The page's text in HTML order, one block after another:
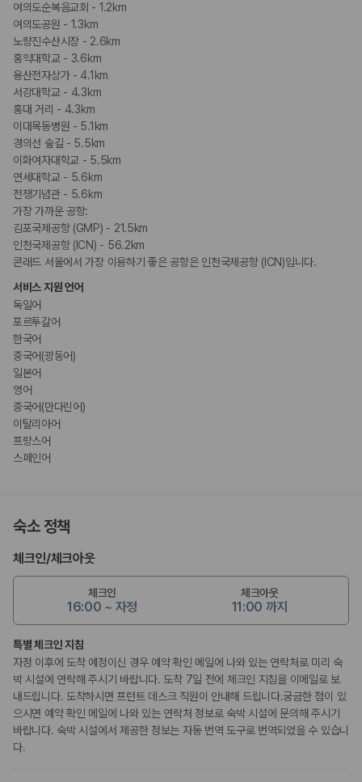
여의도순복음교회 - 1.2km
여의도공원 - 1.3km
노량진수산시장 - 2.6km
홍익대학교 - 3.6km
용산전자상가 - 4.1km
서강대학교 - 4.3km
홍대 거리 - 4.3km
이대목동병원 - 5.1km
경의선 숲길 - 5.5km
이화여자대학교 - 5.5km
연세대학교 - 5.6km
전쟁기념관 - 5.6km
가장 가까운 공항:
김포국제공항 (GMP) - 21.5km
인천국제공항 (ICN) - 56.2km
콘래드 서울에서 가장 이용하기 좋은 공항은 인천국제공항 (ICN)입니다.
서비스 지원 언어
독일어
포르투갈어
한국어
중국어(광둥어)
일본어
영어
중국어(만다린어)
이탈리아어
프랑스어
스페인어
숙소 정책
체크인/체크아웃
체크인
16:00 ~ 자정
체크아웃
11:00 까지
특별 체크인 지침
자정 이후에 도착 예정이신 경우 예약 확인 메일에 나와 있는 연락처로 미리 숙
박 시설에 연락해 주시기 바랍니다. 도착 7일 전에 체크인 지침을 이메일로 보
내드립니다. 도착하시면 프런트 데스크 직원이 안내해 드립니다.궁금한 점이 있
으시면 예약 확인 메일에 나와 있는 연락처 정보로 숙박 시설에 문의해 주시기
바랍니다. 숙박 시설에서 제공한 정보는 자동 번역 도구로 번역되었을 수 있습니
다.